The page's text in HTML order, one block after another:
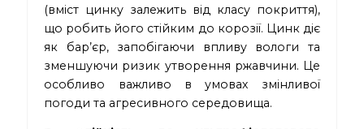
(вміст цинку залежить від класу покриття),
що робить його стійким до корозії. Цинк діє
як бар’єр, запобігаючи впливу вологи та
зменшуючи ризик утворення ржавчини. Це
особливо важливо в умовах змінливої
погоди та агресивного середовища.